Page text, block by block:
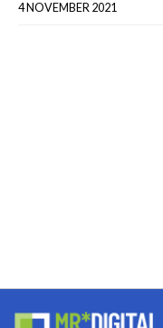
4 NOVEMBER 2021